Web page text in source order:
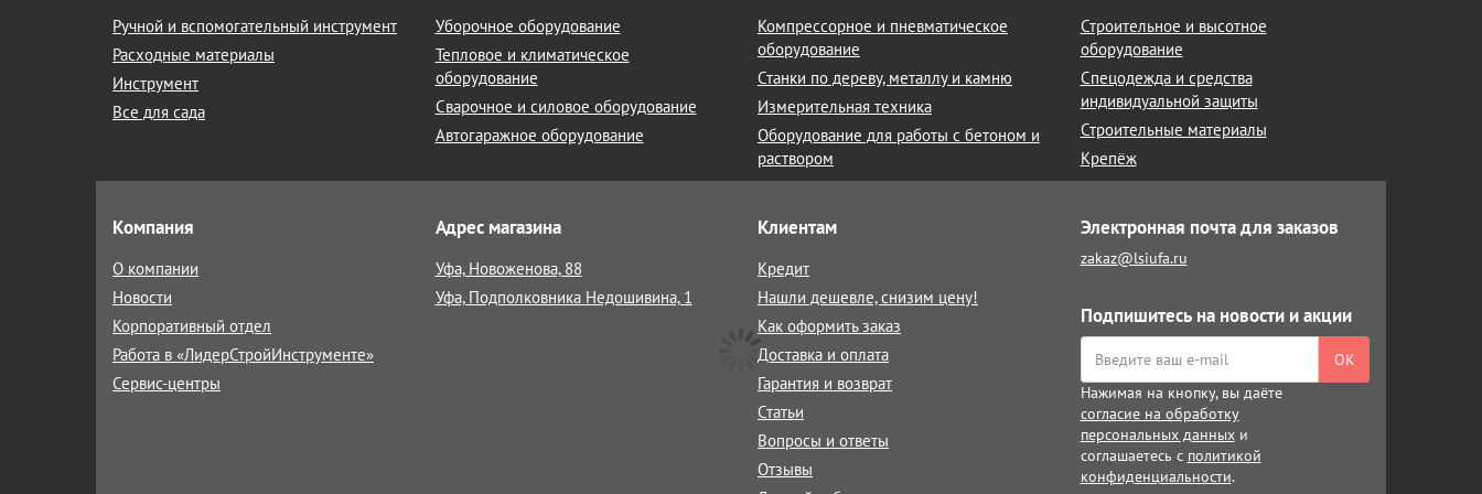
Ручной и вспомогательный инструмент
Расходные материалы
Инструмент
Все для сада
Уборочное оборудование
Тепловое и климатическое
оборудование
Сварочное и силовое оборудование
Автогаражное оборудование
Компрессорное и пневматическое
оборудование
Станки по дереву, металлу и камню
Измерительная техника
Оборудование для работы с бетоном и
раствором
Строительное и высотное
оборудование
Спецодежда и средства
индивидуальной защиты
Строительные материалы
Крепёж
Компания
О компании
Новости
Корпоративный отдел
Работа в «ЛидерСтройИнструменте»
Сервис-центры
Адрес магазина
Уфа, Новоженова, 88
Уфа, Подполковника Недошивина, 1
Клиентам
Кредит
Нашли дешевле, снизим цену!
Как оформить заказ
Доставка и оплата
Гарантия и возврат
Статьи
Вопросы и ответы
Отзывы
Электронная почта для заказов
zakaz@lsiufa.ru
Подпишитесь на новости и акции
ОК
Нажимая на кнопку, вы даёте
согласие на обработку
персональных данныхи
соглашаетесь с политикой
конфиденциальности.